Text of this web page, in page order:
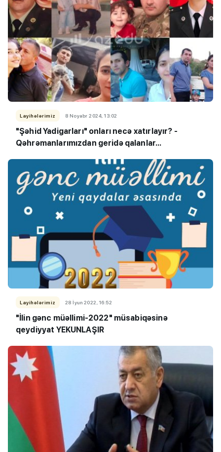
Layihələrimiz 8 Noyabr 2024, 13:02
"Şəhid Yadigarları" onları necə xatırlayır? -
Qəhrəmanlarımızdan geridə qalanlar...
Layihələrimiz 28 İyun 2022, 16:52
"İlin gənc müəllimi-2022" müsabiqəsinə
qeydiyyat YEKUNLAŞIR